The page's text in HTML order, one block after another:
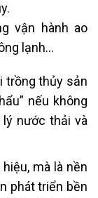
vận hành ao
lạnh…
trồng thủy sản
nếu không
nước thải và
mà là nền
phát triển bền